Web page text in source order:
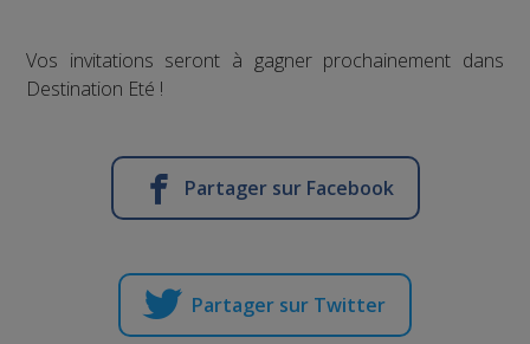
Vos invitations seront à gagner prochainement dans
Destination Eté !
Partager sur Facebook
Partager sur Twitter